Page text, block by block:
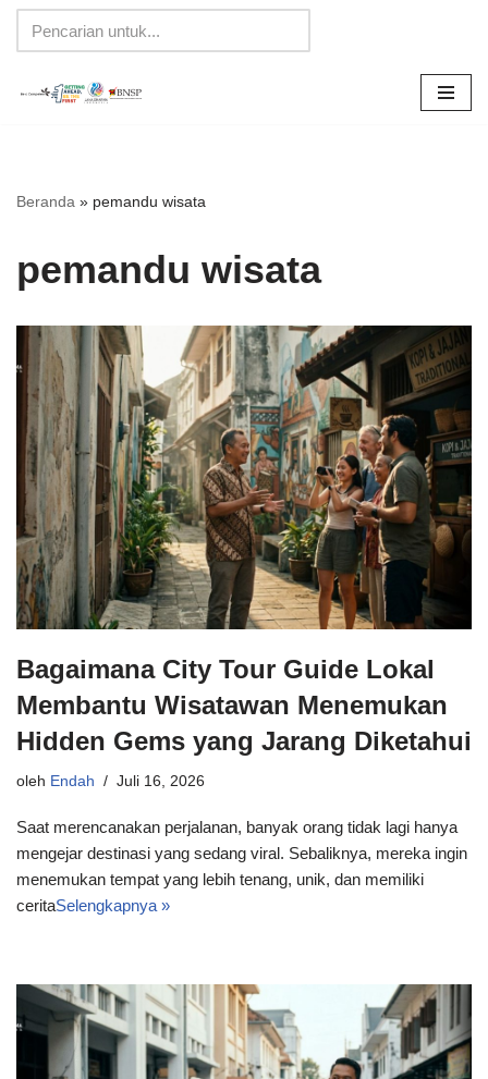
Lompat
Beranda » pemandu wisata
pemandu wisata
Bagaimana City Tour Guide Lokal
Membantu Wisatawan Menemukan
Hidden Gems yang Jarang Diketahui
oleh Endah Juli 16, 2026
Saat merencanakan perjalanan, banyak orang tidak lagi hanya
mengejar destinasi yang sedang viral. Sebaliknya, mereka ingin
menemukan tempat yang lebih tenang, unik, dan memiliki
ceritaSelengkapnya »